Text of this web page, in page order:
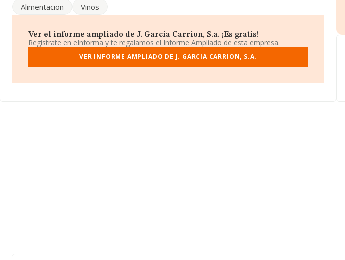
3%. Las ventas han subido un 1% y los resultados han crecido un 19%. El número de empleados
ha disminuido un 2% y según las cifras existentes en la base de datos de INFORMA, el número
Respecto a la posición de la empresa según los niveles de facturación, en los distintos rankings,
INFORMA facilita la siguiente información: la empresa ha mantenido su posición de líder, en el
puesto 1, en el ranking de sectores. Por debajo de la compañía, están empresas como:
Freixenet S.AyFelix Solis Sociedad Limitada. En el ranking nacional, ha bajado 3 puestos
SluyComercializadora Regulada, Gas & Power S.A; entre las compañías que se colocan
Alimentacion Vinos
Ver el informe ampliado de J. Garcia Carrion, S.a. ¡Es gratis!
Regístrate en eInforma y te regalamos el Informe Ampliado de esta empresa.
VER INFORME AMPLIADO DE J. GARCIA CARRION, S.A.